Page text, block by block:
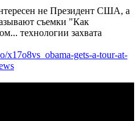
не Президент США, а
съемки "Как
технологии захвата
gets-a-tour-at-